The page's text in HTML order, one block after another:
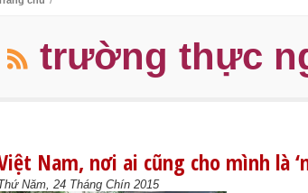
trường thực
Nam, nơi ai cũng cho mình là
Năm, 24 Tháng Chín 2015